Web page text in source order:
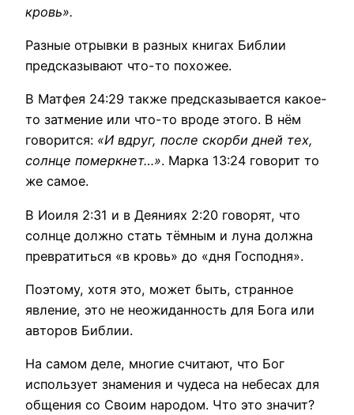
кровь».
Разные отрывки в разных книгах Библии
предсказывают что-то похожее.
В Матфея 24:29 также предсказывается какое-
то затмение или что-то вроде этого. В нём
говорится: «И вдруг, после скорби дней тех,
солнце померкнет…». Марка 13:24 говорит то
же самое.
В Иоиля 2:31 и в Деяниях 2:20 говорят, что
солнце должно стать тёмным и луна должна
превратиться «в кровь» до «дня Господня».
Поэтому, хотя это, может быть, странное
явление, это не неожиданность для Бога или
авторов Библии.
На самом деле, многие считают, что Бог
использует знамения и чудеса на небесах для
общения со Своим народом. Что это значит?